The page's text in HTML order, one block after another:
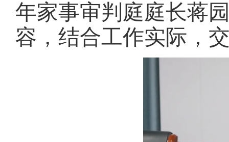
年家事审判庭庭长蒋
容，结合工作实际，